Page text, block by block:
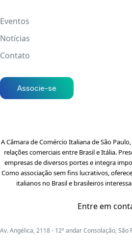
Eventos
Notícias
Contato
Associe-se
A Câmara de Comércio Italiana de São
relações comerciais entre Brasil e Itália.
empresas de diversos portes e integra
Como associação sem fins lucrativos,
italianos no Brasil e brasileiros
Entre em
Av. Angélica, 2118 - 12º andar Consolação, São